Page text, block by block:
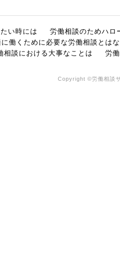
い時には
労働相談のためハロ
働くために必要な労働相談とは
相談における大事なことは
労
Copyright ©労働相談